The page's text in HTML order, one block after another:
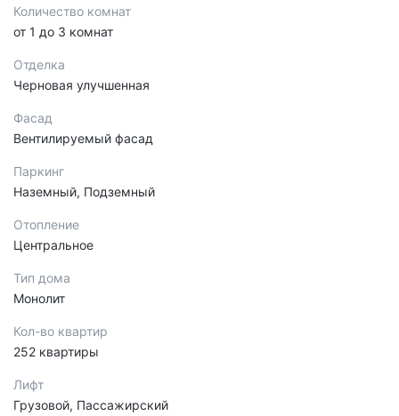
Количество комнат
от 1 до 3 комнат
Отделка
Черновая улучшенная
Фасад
Вентилируемый фасад
Паркинг
Наземный, Подземный
Отопление
Центральное
Тип дома
Монолит
Кол-во квартир
252 квартиры
Лифт
Грузовой, Пассажирский